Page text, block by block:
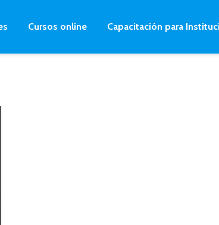
Cursos online Capacitación para